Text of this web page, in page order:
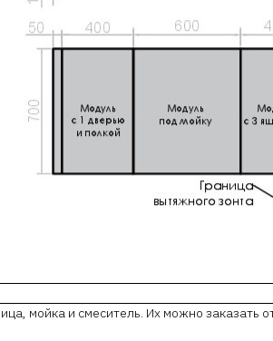
мойка и смеситель. Их можно заказать